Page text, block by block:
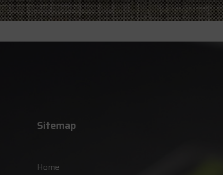
Sitemap
Home